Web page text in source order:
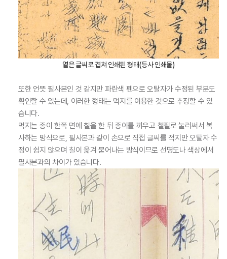
옅은 글씨로 겹쳐 인쇄된 형태(등사 인쇄물)
또한 언뜻 필사본인 것 같지만 파란색 펜으로 오탈자가 수정된 부분도
확인할 수 있는데, 이러한 형태는 먹지를 이용한 것으로 추정할 수 있
습니다.
먹지는 종이 한쪽 면에 칠을 한 뒤 종이를 끼우고 철필로 눌러써서 복
사하는 방식으로, 필사본과 같이 손으로 직접 글씨를 적지만 오탈자 수
정이 쉽지 않으며 칠이 옮겨 묻어나는 방식이므로 선명도나 색상에서
필사본과의 차이가 있습니다.